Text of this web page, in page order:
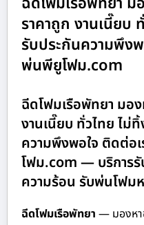
ราคาถูก งานเนี๊ยบ
รับประกันความพึง
พ่นพียูโฟม.com
ฉีดโฟมเรือพัทยา มอ
งานเนี๊ยบ ทั่วไทย ไม่
ความพึงพอใจ ติดต่อ
โฟม.com — บริการ
ความร้อน รับพ่นโฟม
ฉีดโฟมเรือพัทยา — มองหา